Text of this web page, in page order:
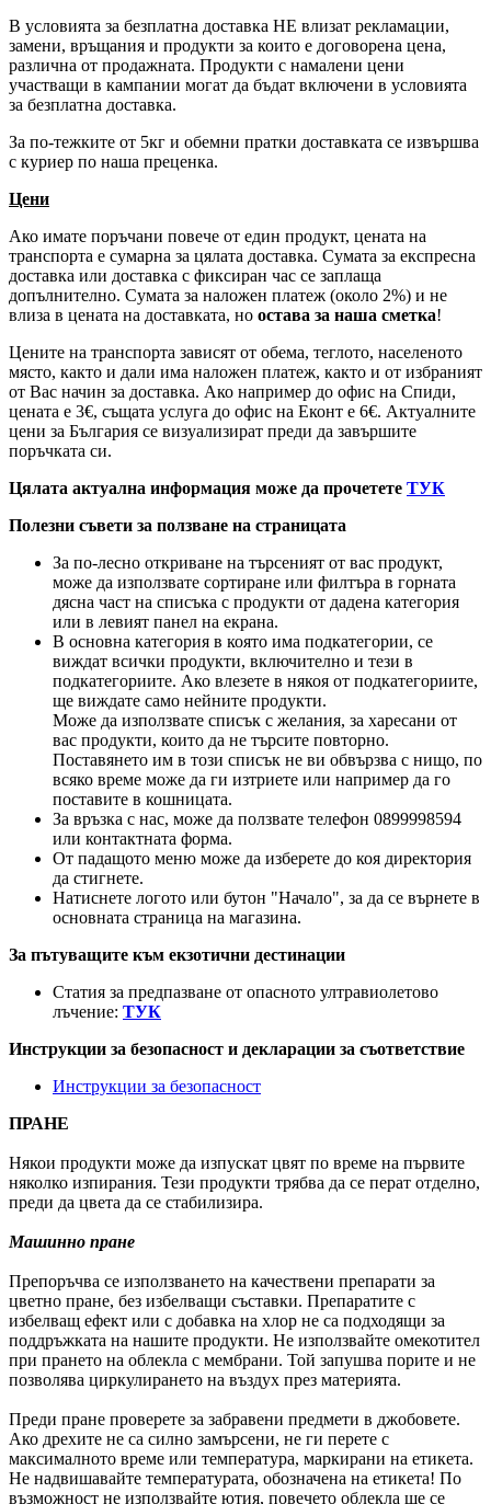
В условията за безплатна доставка НЕ влизат рекламации,
замени, връщания и продукти за които е договорена цена,
различна от продажната. Продукти с намалени цени
участващи в кампании могат да бъдат включени в условията
за безплатна доставка.
За по-тежките от 5кг и обемни пратки доставката се извършва
с куриер по наша преценка.
Цени
Ако имате поръчани повече от един продукт, цената на
транспорта е сумарна за цялата доставка. Сумата за експресна
доставка или доставка с фиксиран час се заплаща
допълнително. Сумата за наложен платеж (около 2%) и не
влиза в цената на доставката, но остава за наша сметка!
Цените на транспорта зависят от обема, теглото, населеното
място, както и дали има наложен платеж, както и от избраният
от Вас начин за доставка. Ако например до офис на Спиди,
цената е 3€, същата услуга до офис на Еконт е 6€. Актуалните
цени за България се визуализират преди да завършите
поръчката си.
Цялата актуална информация може да прочетете ТУК
Полезни съвети за ползване на страницата
За по-лесно откриване на търсеният от вас продукт,
може да използвате сортиране или филтъра в горната
дясна част на списъка с продукти от дадена категория
или в левият панел на екрана.
В основна категория в която има подкатегории, се
виждат всички продукти, включително и тези в
подкатегориите. Ако влезете в някоя от подкатегориите,
ще виждате само нейните продукти.
Може да използвате списък с желания, за харесани от
вас продукти, които да не търсите повторно.
Поставянето им в този списък не ви обвързва с нищо, по
всяко време може да ги изтриете или например да го
поставите в кошницата.
За връзка с нас, може да ползвате телефон 0899998594
или контактната форма.
От падащото меню може да изберете до коя директория
да стигнете.
Натиснете логото или бутон "Начало", за да се върнете в
основната страница на магазина.
За пътуващите към екзотични дестинации
Статия за предпазване от опасното ултравиолетово
лъчение: ТУК
Инструкции за безопасност и декларации за съответствие
Инструкции за безопасност
ПРАНЕ
Някои продукти може да изпускат цвят по време на първите
няколко изпирания. Тези продукти трябва да се перат отделно,
преди да цвета да се стабилизира.
Машинно пране
Препоръчва се използването на качествени препарати за
цветно пране, без избелващи съставки. Препаратите с
избелващ ефект или с добавка на хлор не са подходящи за
поддръжката на нашите продукти. Не използвайте омекотител
при прането на облекла с мембрани. Той запушва порите и не
позволява циркулирането на въздух през материята.
Преди пране проверете за забравени предмети в джобовете.
Ако дрехите не са силно замърсени, не ги перете с
максималното време или температура, маркирани на етикета.
Не надвишавайте температурата, обозначена на етикета! По
възможност не използвайте ютия, повечето облекла ще се